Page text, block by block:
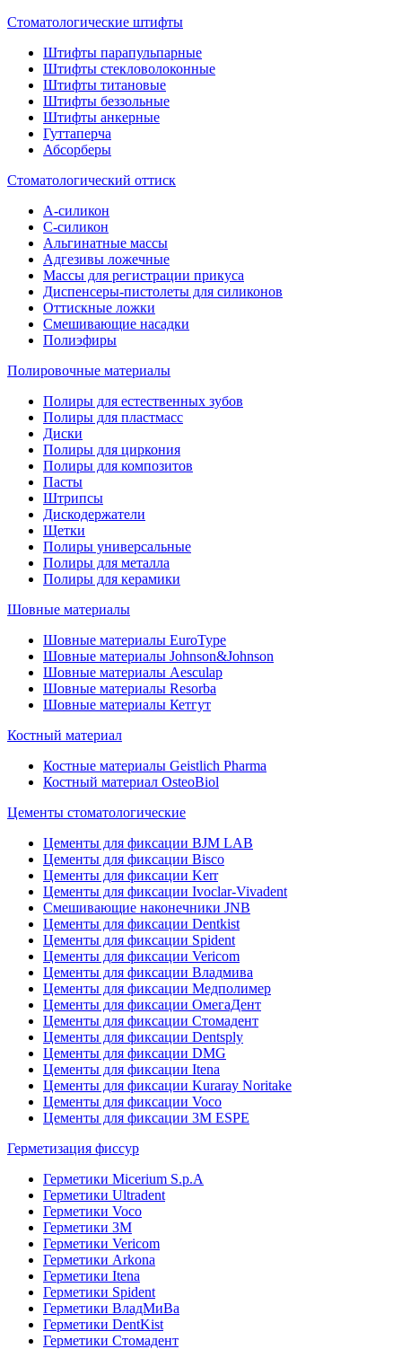
Стоматологические штифты
Штифты парапульпарные
Штифты стекловолоконные
Штифты титановые
Штифты беззольные
Штифты анкерные
Гуттаперча
Абсорберы
Стоматологический оттиск
А-силикон
C-силикон
Альгинатные массы
Адгезивы ложечные
Массы для регистрации прикуса
Диспенсеры-пистолеты для силиконов
Оттискные ложки
Смешивающие насадки
Полиэфиры
Полировочные материалы
Полиры для естественных зубов
Полиры для пластмасс
Диски
Полиры для циркония
Полиры для композитов
Пасты
Штрипсы
Дискодержатели
Щетки
Полиры универсальные
Полиры для металла
Полиры для керамики
Шовные материалы
Шовные материалы EuroType
Шовные материалы Johnson&Johnson
Шовные материалы Aesculap
Шовные материалы Resorba
Шовные материалы Кетгут
Костный материал
Костные материалы Geistlich Pharma
Костный материал OsteoBiol
Цементы стоматологические
Цементы для фиксации BJM LAB
Цементы для фиксации Bisco
Цементы для фиксации Kerr
Цементы для фиксации Ivoclar-Vivadent
Смешивающие наконечники JNB
Цементы для фиксации Dentkist
Цементы для фиксации Spident
Цементы для фиксации Vericom
Цементы для фиксации Владмива
Цементы для фиксации Медполимер
Цементы для фиксации ОмегаДент
Цементы для фиксации Стомадент
Цементы для фиксации Dentsply
Цементы для фиксации DMG
Цементы для фиксации Itena
Цементы для фиксации Kuraray Noritake
Цементы для фиксации Voco
Цементы для фиксации 3M ESPE
Герметизация фиссур
Герметики Micerium S.p.A
Герметики Ultradent
Герметики Voco
Герметики 3M
Герметики Vericom
Герметики Arkona
Герметики Itena
Герметики Spident
Герметики ВладМиВа
Герметики DentKist
Герметики Стомадент